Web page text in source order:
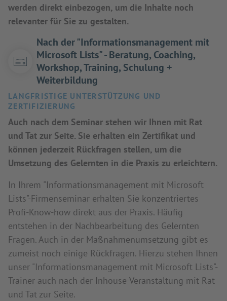
werden direkt einbezogen, um die Inhalte noch
relevanter für Sie zu gestalten.
Nach der "Informationsmanagement mit
Microsoft Lists" - Beratung, Coaching,
Workshop, Training, Schulung +
Weiterbildung
LANGFRISTIGE UNTERSTÜTZUNG UND
ZERTIFIZIERUNG
Auch nach dem Seminar stehen wir Ihnen mit Rat
und Tat zur Seite. Sie erhalten ein Zertifikat und
können jederzeit Rückfragen stellen, um die
Umsetzung des Gelernten in die Praxis zu erleichtern.
In Ihrem "Informationsmanagement mit Microsoft
Lists"-Firmenseminar erhalten Sie konzentriertes
Profi-Know-how direkt aus der Praxis. Häufig
entstehen in der Nachbearbeitung des Gelernten
Fragen. Auch in der Maßnahmenumsetzung gibt es
zumeist noch einige Rückfragen. Hierzu stehen Ihnen
unser "Informationsmanagement mit Microsoft Lists"-
Trainer auch nach der Inhouse-Veranstaltung mit Rat
und Tat zur Seite.